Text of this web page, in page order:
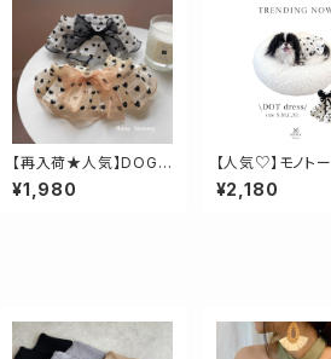
【再入荷★人気】DOG
★ハート柄ケープ
¥1,980
【人気♡】モノト
トワンピース
¥2,180